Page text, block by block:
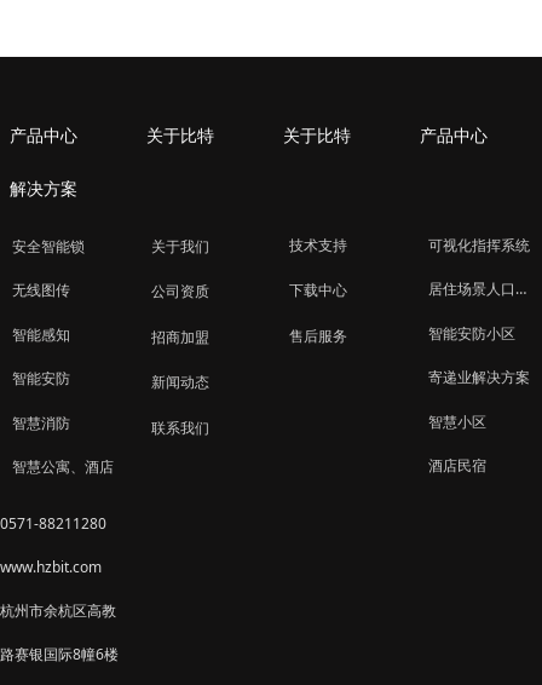
产品中心
安全智能锁
无线图传
智能感知
智能安防
智慧消防
智慧公寓、酒店
关于我们
公司资质
招商加盟
新闻动态
联系我们
关于比特
技术支持
下载中心
售后服务
关于比特
可视化指挥系统
居住场景人口管理
智能安防小区
寄递业解决方案
智慧小区
酒店民宿
产品中心
解决方案
0571-88211280
www.hzbit.com
杭州市余杭区高教
路赛银国际8幢6楼